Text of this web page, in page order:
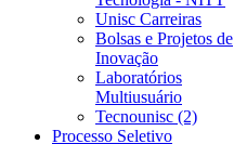
Unisc Carreiras
Bolsas e Projetos de
Inovação
Laboratórios
Multiusuário
Tecnounisc (2)
Processo Seletivo